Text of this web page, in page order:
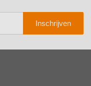
Inschrijven